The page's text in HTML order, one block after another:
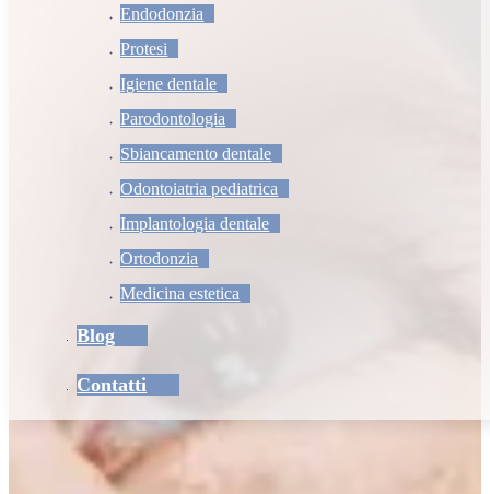
Endodonzia
Protesi
Igiene dentale
Parodontologia
Sbiancamento dentale
Odontoiatria pediatrica
Implantologia dentale
Ortodonzia
Medicina estetica
Blog
Contatti